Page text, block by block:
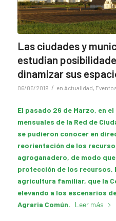
Las ciudades y
estudian
dinamizar sus
06/05/2019 / en Actualidad, Eventos
El pasado 26 de Marzo, en
mensuales de la Red de
se pudieron conocer en
reorientación de los
agroganadero, de modo
protección de los recursos,
agricultura familiar, que la
elevando a los escenarios
Agraria Común.
Leer más